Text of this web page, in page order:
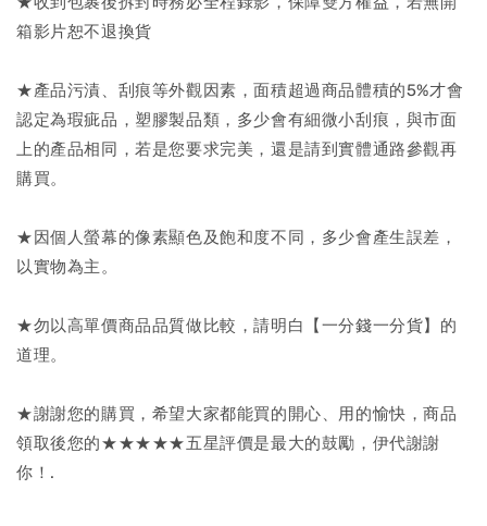
箱影片恕不退換貨
★產品污漬、刮痕等外觀因素，面積超過商品體積的5%才會
認定為瑕疵品，塑膠製品類，多少會有細微小刮痕，與市面
上的產品相同，若是您要求完美，還是請到實體通路參觀再
購買。
★因個人螢幕的像素顯色及飽和度不同，多少會產生誤差，
以實物為主。
★勿以高單價商品品質做比較，請明白【一分錢一分貨】的
道理。
★謝謝您的購買，希望大家都能買的開心、用的愉快，商品
領取後您的★★★★★五星評價是最大的鼓勵，伊代謝謝
你！.